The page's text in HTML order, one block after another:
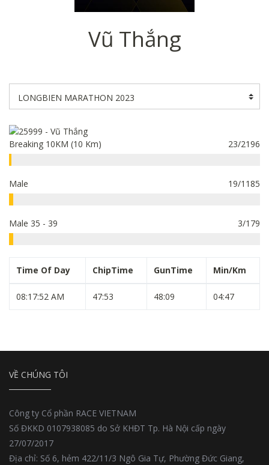
Vũ Thắng
Breaking 10KM (10 Km) 23/2196
Male 19/1185
Male 35 - 39 3/179
Time Of Day ChipTime GunTime Min/Km
08:17:52 AM 47:53 48:09 04:47
VỀ CHÚNG TÔI
Công ty Cổ phần RACE VIETNAM
Số ĐKKD 0107938085 do Sở KHĐT Tp. Hà Nội cấp ngày
27/07/2017
Địa chỉ: Số 6, hẻm 422/11/3 Ngô Gia Tự, Phường Đức Giang,